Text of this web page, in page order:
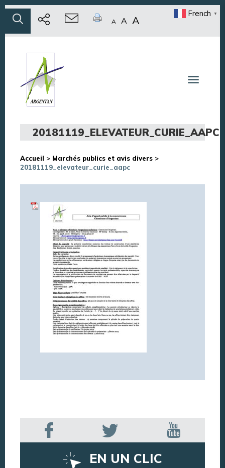
A A A
French ▼
Toggle
20181119_ELEVATEUR_CURIE_AAPC
Accueil > Marchés publics et avis divers >
20181119_elevateur_curie_aapc
EN UN CLIC